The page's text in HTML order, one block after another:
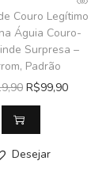
Couro Legítimo
Águia Couro-
Surpresa –
Padrão
R$99,90
Desejar